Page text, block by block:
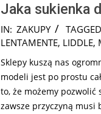
Jaka sukienka
2024-
12-
IN: ZAKUPY
LENTAMENTE, LIDDLE,
Sklepy kuszą nas
modeli jest po prostu
to, że możemy pozwolić
zawsze przyczyną musi